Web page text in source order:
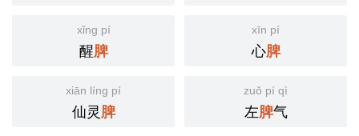
xǐng pí
醒脾
xīn pí
心脾
xiān líng pí
仙灵脾
zuǒ pí qì
左脾气